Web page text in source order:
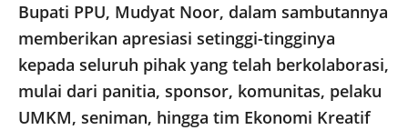
​Bupati PPU, Mudyat Noor, dalam sambutannya
memberikan apresiasi setinggi-tingginya
kepada seluruh pihak yang telah berkolaborasi,
mulai dari panitia, sponsor, komunitas, pelaku
UMKM, seniman, hingga tim Ekonomi Kreatif